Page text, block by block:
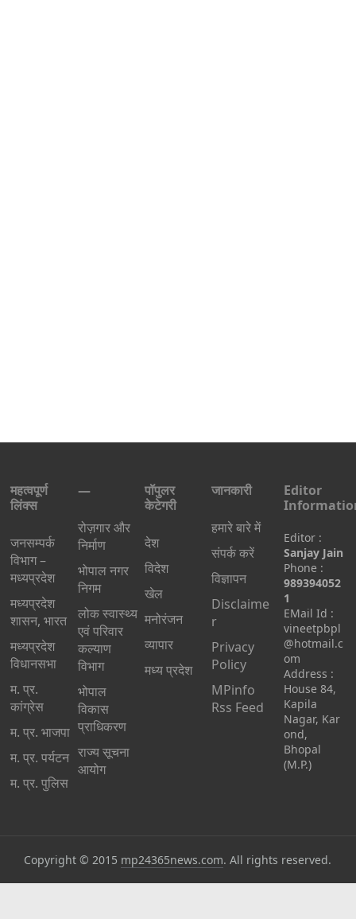
महत्वपूर्ण
लिंक्स
जनसम्पर्क
विभाग –
मध्यप्रदेश
मध्यप्रदेश
शासन, भारत
मध्‍यप्रदेश
विधानसभा
म. प्र.
कांग्रेस
म. प्र. भाजपा
म. प्र. पर्यटन
म. प्र. पुलिस
—
रोज़गार और
निर्माण
भोपाल नगर
निगम
लोक स्वास्थ्य
एवं परिवार
कल्याण
विभाग
भोपाल
विकास
प्राधिकरण
राज्य सूचना
आयोग
पॉपुलर
केटेगरी
देश
विदेश
खेल
मनोरंजन
व्यापार
मध्य प्रदेश
जानकारी
हमारे बारे में
संपर्क करें
विज्ञापन
Disclaime
r
Privacy
Policy
MPinfo
Rss Feed
Editor
Editor :
Sanjay Jain
Phone :
989394052
1
EMail Id :
vineetpbpl
@hotmail.c
om
Address :
House 84,
Kapila
Nagar, Kar
ond,
Bhopal
(M.P.)
Copyright © 2015 mp24365news.com. All rights reserved.